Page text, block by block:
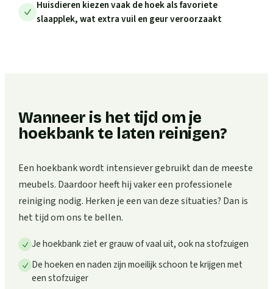
Huisdieren kiezen vaak de hoek als favoriete
slaapplek, wat extra vuil en geur veroorzaakt
Wanneer is het tijd om je
hoekbank te laten reinigen?
Een hoekbank wordt intensiever gebruikt dan de meeste
meubels. Daardoor heeft hij vaker een professionele
reiniging nodig. Herken je een van deze situaties? Dan is
het tijd om ons te bellen.
Je hoekbank ziet er grauw of vaal uit, ook na stofzuigen
De hoeken en naden zijn moeilijk schoon te krijgen met
een stofzuiger